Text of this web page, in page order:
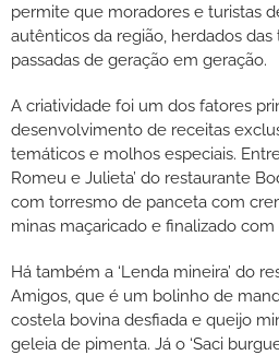
permite que moradores e turistas
autênticos da região, herdados das
passadas de geração em geração.
A criatividade foi um dos fatores
desenvolvimento de receitas
temáticos e molhos especiais.
Romeu e Julieta’ do restaurante
com torresmo de panceta com
minas maçaricado e finalizado
Há também a ‘Lenda mineira’ do
Amigos, que é um bolinho de
costela bovina desfiada e queijo
geleia de pimenta. Já o ‘Saci